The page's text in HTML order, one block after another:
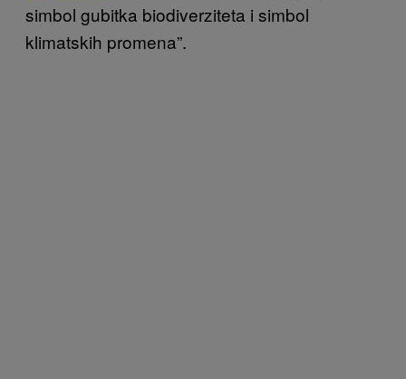
simbol gubitka biodiverziteta i simbol
klimatskih promena”.